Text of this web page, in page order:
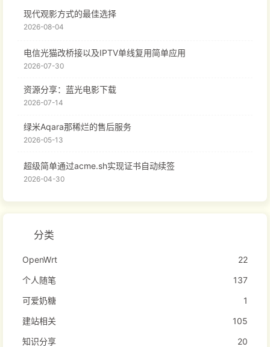
现代观影方式的最佳选择
2026-08-04
电信光猫改桥接以及IPTV单线复用简单应用
2026-07-30
资源分享：蓝光电影下载
2026-07-14
绿米Aqara那稀烂的售后服务
2026-05-13
超级简单通过acme.sh实现证书自动续签
2026-04-30
分类
OpenWrt
22
个人随笔
137
可爱奶糖
1
建站相关
105
知识分享
20